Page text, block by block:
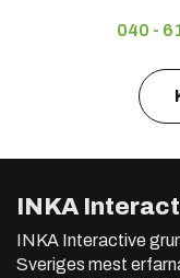
040 -
INKA
INKA Interactive
Sveriges mest